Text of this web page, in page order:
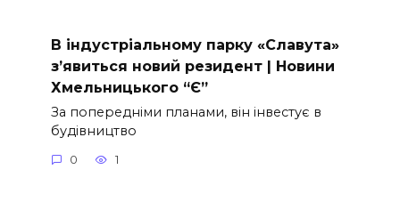
В індустріальному парку «Славута»
з’явиться новий резидент | Новини
Хмельницького “Є”
За попередніми планами, він інвестує в
будівництво
0 1